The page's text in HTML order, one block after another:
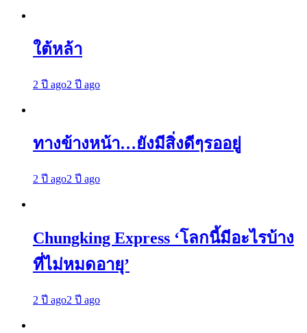
ใต้หล้า
2 ปี ago2 ปี ago
ทางข้างหน้า…ยังมีสิ่งดีๆรออยู่
2 ปี ago2 ปี ago
Chungking Express ‘โลกนี้มีอะไรบ้าง
ที่ไม่หมดอายุ’
2 ปี ago2 ปี ago